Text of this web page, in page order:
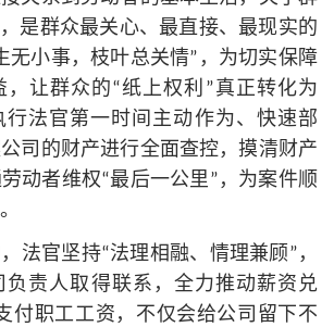
是群众最关心、最直接、最现实的
无小事，枝叶总关情”，为切实保障
，让群众的“纸上权利”真正转化为
行法官第一时间主动作为、快速部
司的财产进行全面查控，摸清财产
动者维权“最后一公里”，为案件顺
法官坚持“法理相融、情理兼顾”，
负责人取得联系，全力推动薪资兑
付职工工资，不仅会给公司留下不